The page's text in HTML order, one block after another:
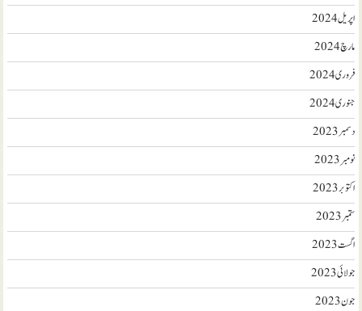
اپریل 2024
مارچ 2024
فروری 2024
جنوری 2024
دسمبر 2023
نومبر 2023
اکتوبر 2023
ستمبر 2023
اگست 2023
جولائی 2023
جون 2023